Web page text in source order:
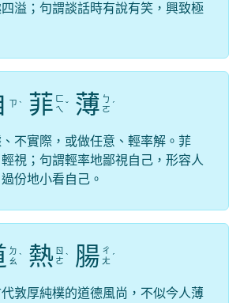
溢；句謂談話時有說有笑，興致極
ㄗ ˋ 菲 ㄈ
ㄟ ˇ 薄 ㄅ
ㄛ ˊ
不實際，或做任意、輕率解。菲
視；句謂輕率地鄙視自己，形容人
份地小看自己。
ㄉ
ㄠ ˋ 熱 ㄖ
ㄜ ˋ 腸 ㄔ
ㄤ ˊ
敦厚純樸的道德風尚，不似今人薄